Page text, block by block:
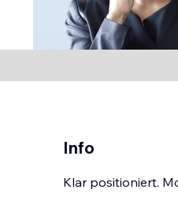
Info
Klar positioniert.